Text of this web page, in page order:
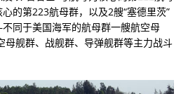
的第223航母群，以及2艘“塞德里茨”
同于美国海军的航母群一艘航空母
母舰群、战舰群、导弹舰群等主力战斗